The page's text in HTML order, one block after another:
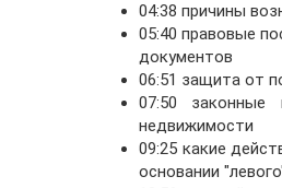
04:38 причины
05:40 правовые
документов
06:51 защита от
07:50
недвижимости
09:25 какие
основании